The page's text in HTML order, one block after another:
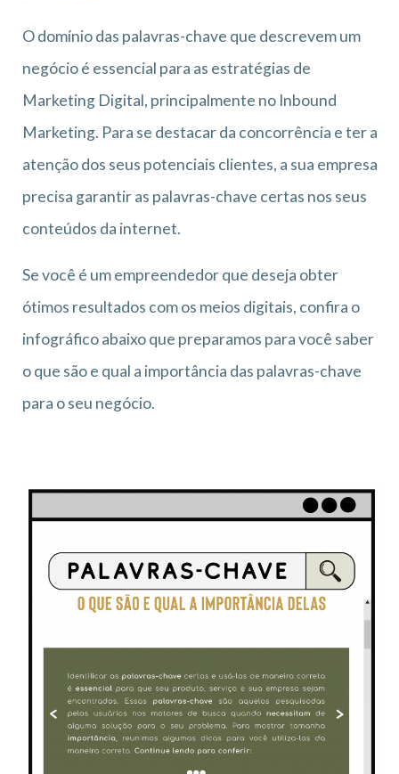
O domínio das palavras-chave que descrevem um
negócio é essencial para as estratégias de
Marketing Digital, principalmente no Inbound
Marketing. Para se destacar da concorrência e ter a
atenção dos seus potenciais clientes, a sua empresa
precisa garantir as palavras-chave certas nos seus
conteúdos da internet.
Se você é um empreendedor que deseja obter
ótimos resultados com os meios digitais, confira o
infográfico abaixo que preparamos para você saber
o que são e qual a importância das palavras-chave
para o seu negócio.